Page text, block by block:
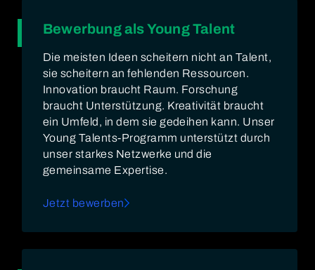
Bewerbung als Young Talent
Die meisten Ideen scheitern nicht an Talent,
sie scheitern an fehlenden Ressourcen.
Innovation braucht Raum. Forschung
braucht Unterstützung. Kreativität braucht
ein Umfeld, in dem sie gedeihen kann. Unser
Young Talents-Programm unterstützt durch
unser starkes Netzwerke und die
gemeinsame Expertise.
Jetzt bewerben